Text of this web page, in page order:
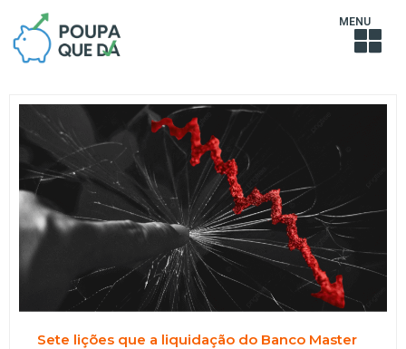
MENU
Sete lições que a liquidação do Banco Master